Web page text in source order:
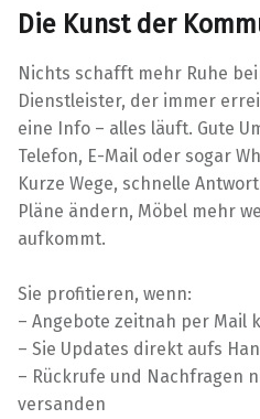
Die Kunst der
Nichts schafft mehr Ruhe
Dienstleister, der immer
eine Info – alles läuft. Gute
Telefon, E-Mail oder sogar
Kurze Wege, schnelle
Pläne ändern, Möbel mehr
aufkommt.
Sie profitieren, wenn:
– Angebote zeitnah per Mail
– Sie Updates direkt aufs
– Rückrufe und Nachfragen
versanden